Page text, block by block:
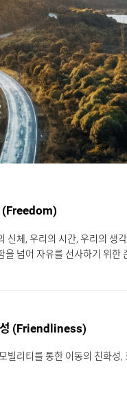
(Freedom)
신체, 우리의 시간, 우리의 생
을 넘어 자유를 선사하기 위한
(Friendliness)
빌리티를 통한 이동의 친화성